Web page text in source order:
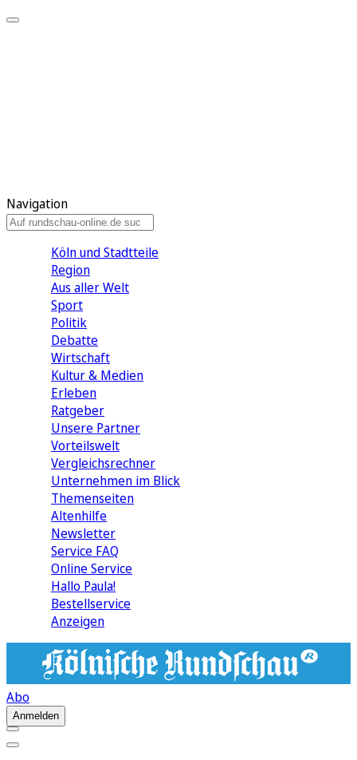
Navigation
Köln und Stadtteile
Region
Aus aller Welt
Sport
Politik
Debatte
Wirtschaft
Kultur & Medien
Erleben
Ratgeber
Unsere Partner
Vorteilswelt
Vergleichsrechner
Unternehmen im Blick
Themenseiten
Altenhilfe
Newsletter
Service FAQ
Online Service
Hallo Paula!
Bestellservice
Anzeigen
Abo
Anmelden